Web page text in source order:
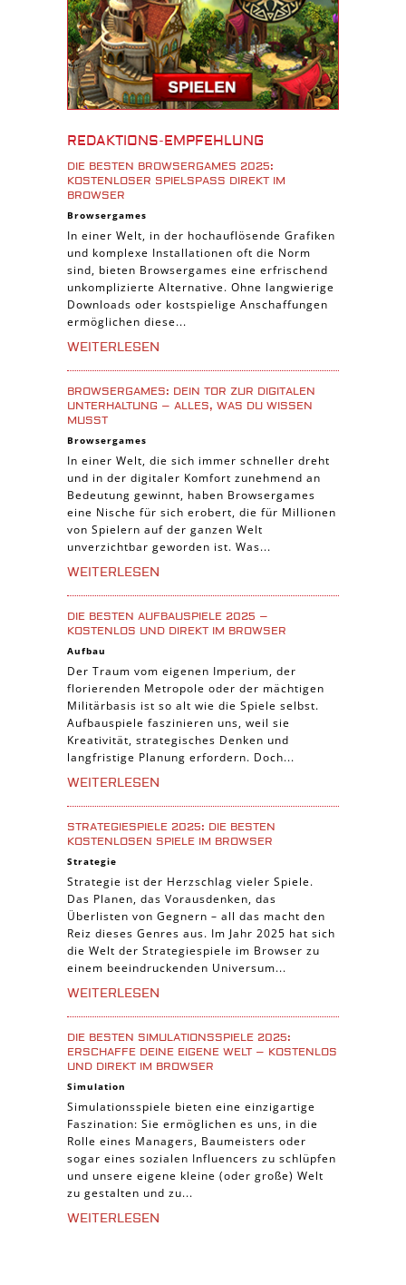
Tablet Spiele
Android Spiele
iPhone Spiele
iOS Spiele
iPad Spiele
Denk Spiele
Piraten Spiele
Sport Spiele
Pferde Spiele
Simulation Spiele
Tier Spiele
Casual Spiele
Abenteuer Spiele
Online Spiele
3-Gewinnt Spiele
Trading Card Spiele
Manager Spiele
REDAKTIONS-EMPFEHLUNG
DIE BESTEN BROWSERGAMES 2025:
KOSTENLOSER SPIELSPASS DIREKT IM B
ROWSER
Browsergames
In einer Welt, in der hochauflösende Grafiken
und komplexe Installationen oft die Norm
sind, bieten Browsergames eine erfrischend
unkomplizierte Alternative. Ohne langwierige
Downloads oder kostspielige Anschaffungen
ermöglichen diese...
WEITERLESEN
BROWSERGAMES: DEIN TOR ZUR DIGITALEN
UNTERHALTUNG – ALLES, WAS DU WISSEN
MUSST
Browsergames
In einer Welt, die sich immer schneller dreht
und in der digitaler Komfort zunehmend an
Bedeutung gewinnt, haben Browsergames
eine Nische für sich erobert, die für Millionen
von Spielern auf der ganzen Welt
unverzichtbar geworden ist. Was...
WEITERLESEN
DIE BESTEN AUFBAUSPIELE 2025 –
KOSTENLOS UND DIREKT IM BROWSER
Aufbau
Der Traum vom eigenen Imperium, der
florierenden Metropole oder der mächtigen
Militärbasis ist so alt wie die Spiele selbst.
Aufbauspiele faszinieren uns, weil sie
Kreativität, strategisches Denken und
langfristige Planung erfordern. Doch...
WEITERLESEN
STRATEGIESPIELE 2025: DIE BESTEN
KOSTENLOSEN SPIELE IM BROWSER
Strategie
Strategie ist der Herzschlag vieler Spiele.
Das Planen, das Vorausdenken, das
Überlisten von Gegnern – all das macht den
Reiz dieses Genres aus. Im Jahr 2025 hat sich
die Welt der Strategiespiele im Browser zu
einem beeindruckenden Universum...
WEITERLESEN
DIE BESTEN SIMULATIONSSPIELE 2025:
ERSCHAFFE DEINE EIGENE WELT – KOSTENLOS
UND DIREKT IM BROWSER
Simulation
Simulationsspiele bieten eine einzigartige
Faszination: Sie ermöglichen es uns, in die
Rolle eines Managers, Baumeisters oder
sogar eines sozialen Influencers zu schlüpfen
und unsere eigene kleine (oder große) Welt
zu gestalten und zu...
WEITERLESEN